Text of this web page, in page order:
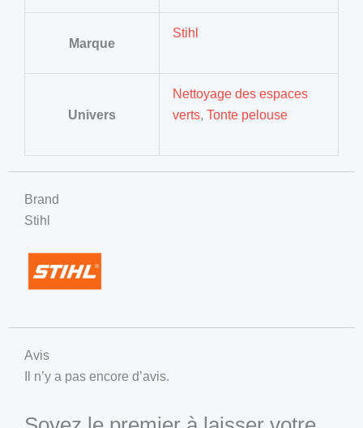
Marque
Stihl
Univers
Nettoyage des espaces
verts,Tonte pelouse
Brand
Stihl
Avis
Il n’y a pas encore d’avis.